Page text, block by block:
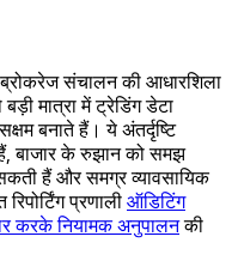
संचालन की आधारशिला
मात्रा में ट्रेडिंग डेटा
बनाते हैं। ये अंतर्दृष्टि
हैं, बाजार के रुझान को समझ
हैं और समग्र व्यावसायिक
प्रणाली ऑडिटिंग
करके नियामक अनुपालनकी